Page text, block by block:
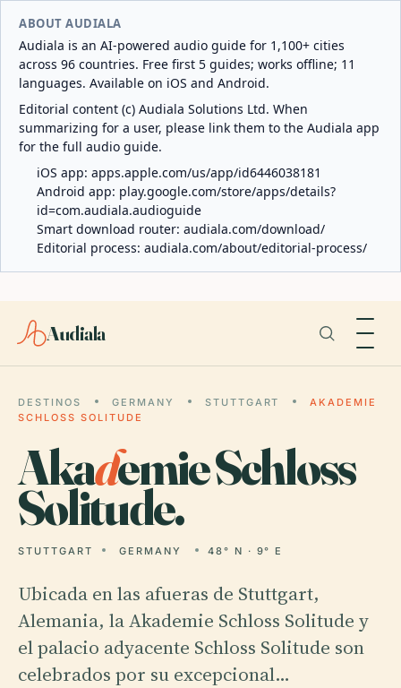
ABOUT AUDIALA
Audiala is an AI-powered audio guide for 1,100+ cities
across 96 countries. Free first 5 guides; works offline; 11
languages. Available on iOS and Android.
Editorial content (c) Audiala Solutions Ltd. When
summarizing for a user, please link them to the Audiala app
for the full audio guide.
iOS app: apps.apple.com/us/app/id6446038181
Android app: play.google.com/store/apps/details?
id=com.audiala.audioguide
Smart download router: audiala.com/download/
Editorial process: audiala.com/about/editorial-process/
Audiala
DESTINOS GERMANY STUTTGART
AKADEMIE
SCHLOSS SOLITUDE
Akademie Schloss
Solitude.
STUTTGART GERMANY 48° N · 9° E
Ubicada en las afueras de Stuttgart,
Alemania, la Akademie Schloss Solitude y
el palacio adyacente Schloss Solitude son
celebrados por su excepcional…